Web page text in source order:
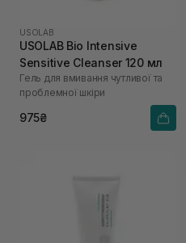
USOLAB
USOLAB Bio Intensive
Sensitive Cleanser 120 мл
Гель для вмивання чутливої та
проблемної шкіри
975₴